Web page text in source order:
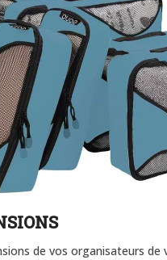
de vos organisateurs de